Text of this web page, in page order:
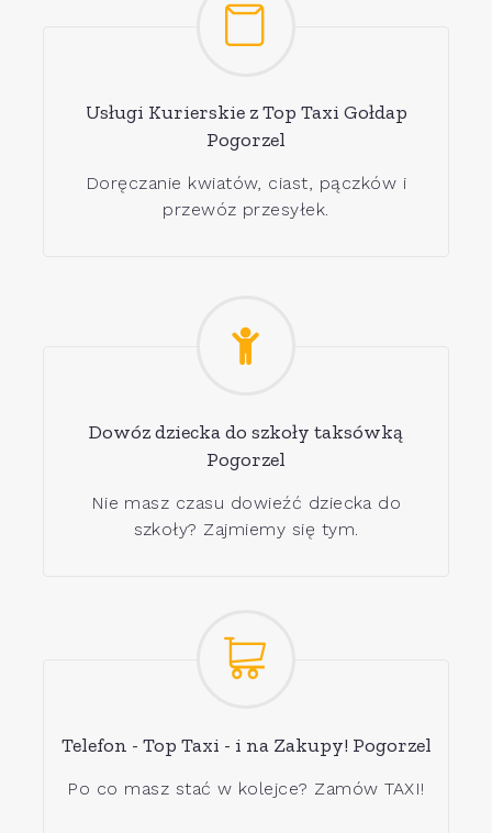
Usługi Kurierskie z Top Taxi Gołdap
Pogorzel
Doręczanie kwiatów, ciast, pączków i
przewóz przesyłek.
Dowóz dziecka do szkoły taksówką
Pogorzel
Nie masz czasu dowieźć dziecka do
szkoły? Zajmiemy się tym.
Telefon - Top Taxi - i na Zakupy! Pogorzel
Po co masz stać w kolejce? Zamów TAXI!